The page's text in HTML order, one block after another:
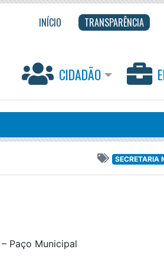
INÍCIO TRANSPARÊNCIA
CIDADÃO
SECRETARIA
Paço Municipal